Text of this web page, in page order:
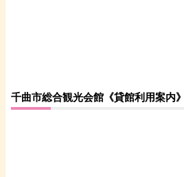
千曲市総合観光会館《貸館利用案内》